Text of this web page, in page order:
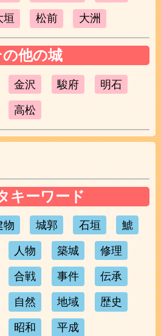
垣 松前 大洲
の他の城
金沢 駿府 明石
高松
キーワード
物 城郭 石垣 鯱
人物 築城 修理
合戦 事件 伝承
自然 地域 歴史
昭和 平成